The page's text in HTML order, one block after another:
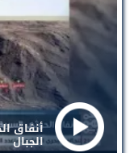
أنفاق
الجبال